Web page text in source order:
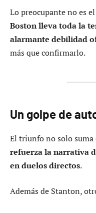
Lo preocupante no es
Boston lleva toda la
alarmante debilidad
más que confirmarlo.
Un golpe de
El triunfo no solo
refuerza la narrativa
en duelos directos.
Además de Stanton,